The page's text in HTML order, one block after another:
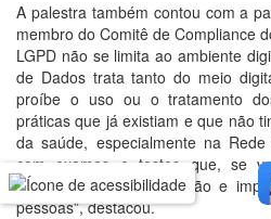
A palestra também contou com a
membro do Comitê de Compliance
LGPD não se limita ao ambiente
de Dados trata tanto do meio
proíbe o uso ou o tratamento
práticas que já existiam e que não
da saúde, especialmente na
com exames e testes que, se
podem gerar discriminação e
pessoas”, destacou.